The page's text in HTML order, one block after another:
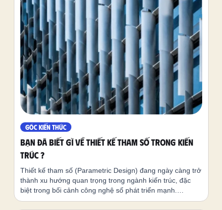
GÓC KIẾN THỨC
Bạn đã biết gì về Thiết kế Tham số trong kiến
trúc ?
Thiết kế tham số (Parametric Design) đang ngày càng trở
thành xu hướng quan trọng trong ngành kiến trúc, đặc
biệt trong bối cảnh công nghệ số phát triển mạnh.
Phương pháp này không chỉ giúp tạo ra các thiết kế phức